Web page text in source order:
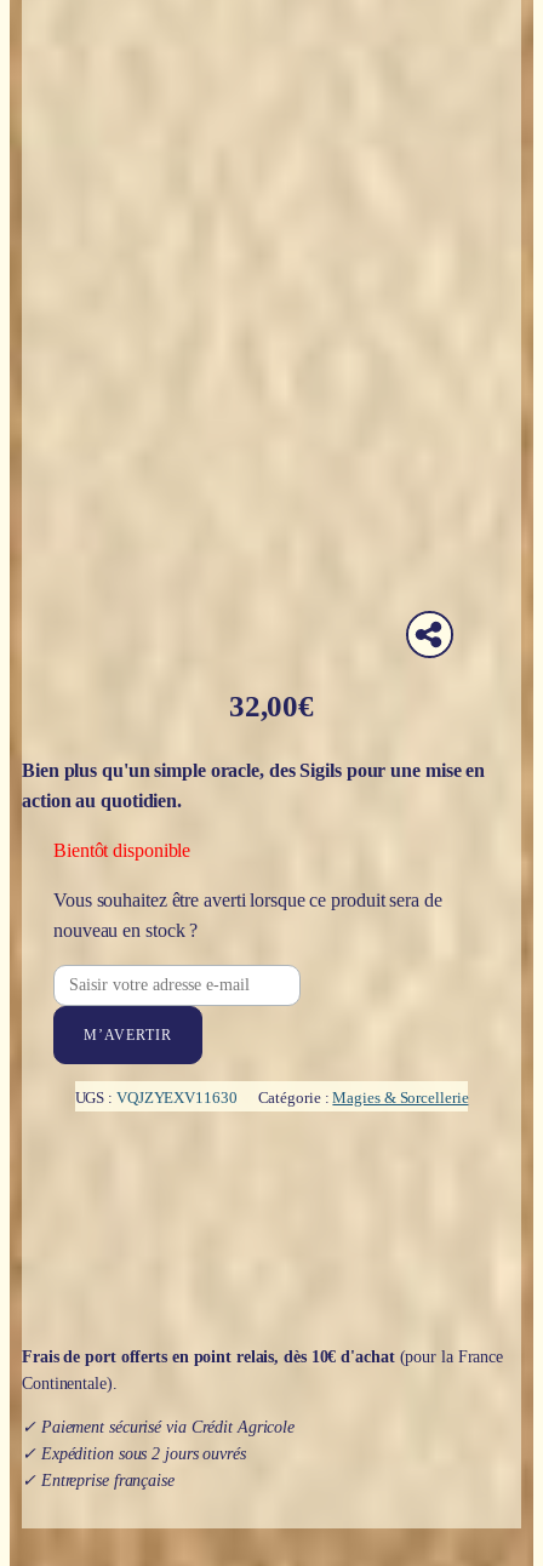
32,00€
Bien plus qu'un simple oracle, des Sigils pour une mise en
action au quotidien.
Bientôt disponible
Vous souhaitez être averti lorsque ce produit sera de
nouveau en stock ?
M’AVERTIR
UGS : VQJZYEXV11630 Catégorie :Magies & Sorcellerie
Frais de port offerts en point relais, dès 10€ d'achat(pour la France
Continentale).
✓ Paiement sécurisé via Crédit Agricole
✓ Expédition sous 2 jours ouvrés
✓ Entreprise française